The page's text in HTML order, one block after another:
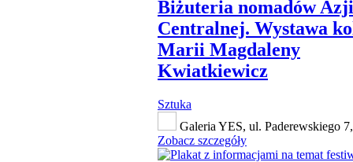
Biżuteria nomadów Azji
Centralnej. Wystawa
Marii Magdaleny
Kwiatkiewicz
Sztuka
Galeria YES, ul. Paderewskiego
Zobacz szczegóły